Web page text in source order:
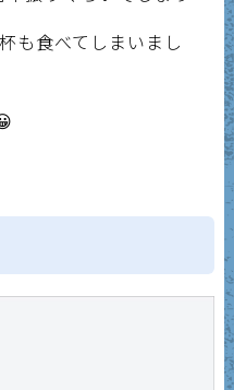
も食べてしまいまし